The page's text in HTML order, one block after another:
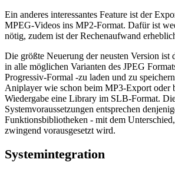
Ein anderes interessantes Feature ist der
MPEG-Videos ins MP2-Format. Dafür ist
nötig, zudem ist der Rechenaufwand
Die größte Neuerung der neusten Version
in alle möglichen Varianten des JPEG
Progressiv-Formal -zu laden und zu
Aniplayer wie schon beim MP3-Export oder
Wiedergabe eine Library im SLB-Format.
Systemvoraussetzungen entsprechen
Funktionsbibliotheken - mit dem
zwingend vorausgesetzt wird.
Systemintegration